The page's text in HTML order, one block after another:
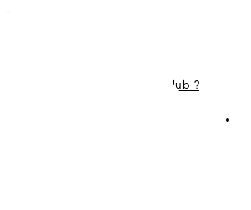
C'est Quoi Pampers Club ?